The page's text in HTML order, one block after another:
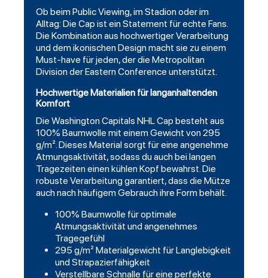
Ob beim Public Viewing, im Stadion oder im
Alltag: Die Cap ist ein Statement für echte Fans.
Die Kombination aus hochwertiger Verarbeitung
und dem ikonischen Design macht sie zu einem
Must-have für jeden, der die Metropolitan
Division der Eastern Conference unterstützt.
Hochwertige Materialien für langanhaltenden
Komfort
Die WashingtonCapitals NHL Cap besteht aus
100% Baumwolle mit einem Gewicht von 295
g/m². Dieses Material sorgt für eine angenehme
Atmungsaktivität, sodass du auch bei langen
Tragezeiten einen kühlen Kopf bewahrst. Die
robuste Verarbeitung garantiert, dass die Mütze
auch nach häufigem Gebrauch ihre Form behält.
100% Baumwolle für optimale
Atmungsaktivität und angenehmes
Tragegefühl
295 g/m² Materialgewicht für Langlebigkeit
und Strapazierfähigkeit
Verstellbare Schnalle für eine perfekte